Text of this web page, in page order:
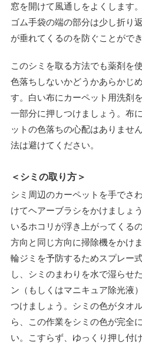
窓を開けて風通しをよくします。
ゴム手袋の端の部分は少し折り
が垂れてくるのを防ぐことができ
このシミを取る方法でも薬剤を
色落ちしないかどうかあらかじ
す。白い布にカーペット用洗剤
一部分に押しつけましょう。布
ットの色落ちの心配はありませ
法は避けてください。
＜シミの取り方＞
シミ周辺のカーペットを手でさ
けてヘアーブラシをかけましょ
いるホコリが浮き上がってくる
方向と同じ方向に掃除機をかけま
輪ジミを予防するためスプレー
し、シミのまわりを水で湿らせ
ン（もしくはマニキュア除光液
つけましょう。シミの色がタオ
ら、この作業をシミの色が完全
い。こすらず、ゆっくり押し付